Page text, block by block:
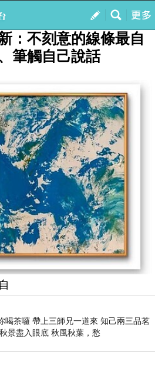
我的
：不刻意的線條最自
筆觸自己說話
喝茶囉 帶上三師兄一道來 知己兩三品茗
景盡入眼底 秋風秋葉，愁